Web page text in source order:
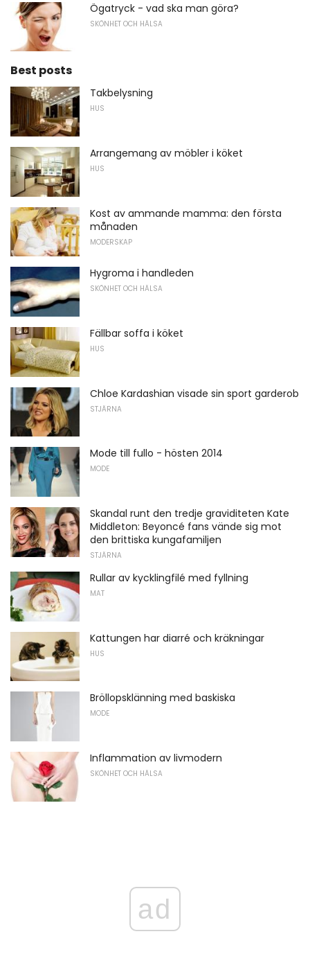
Ögatryck - vad ska man göra?
SKÖNHET OCH HÄLSA
Best posts
Takbelysning
HUS
Arrangemang av möbler i köket
HUS
Kost av ammande mamma: den första
månaden
MODERSKAP
Hygroma i handleden
SKÖNHET OCH HÄLSA
Fällbar soffa i köket
HUS
Chloe Kardashian visade sin sport garderob
STJÄRNA
Mode till fullo - hösten 2014
MODE
Skandal runt den tredje graviditeten Kate
Middleton: Beyoncé fans vände sig mot
den brittiska kungafamiljen
STJÄRNA
Rullar av kycklingfilé med fyllning
MAT
Kattungen har diarré och kräkningar
HUS
Bröllopsklänning med baskiska
MODE
Inflammation av livmodern
SKÖNHET OCH HÄLSA
ad